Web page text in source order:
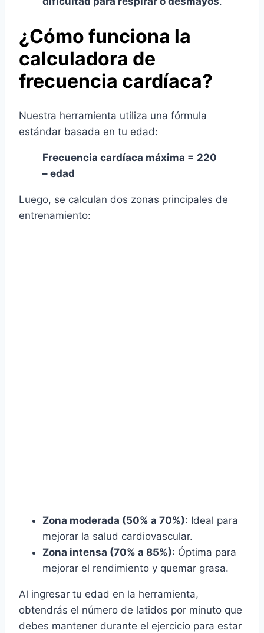
¿Cómo funciona la
calculadora de
frecuencia cardíaca?
Nuestra herramienta utiliza una fórmula
estándar basada en tu edad:
Frecuencia cardíaca máxima = 220
– edad
Luego, se calculan dos zonas principales de
entrenamiento:
Zona moderada (50% a 70%): Ideal para
mejorar la salud cardiovascular.
Zona intensa (70% a 85%): Óptima para
mejorar el rendimiento y quemar grasa.
Al ingresar tu edad en la herramienta,
obtendrás el número de latidos por minuto que
debes mantener durante el ejercicio para estar